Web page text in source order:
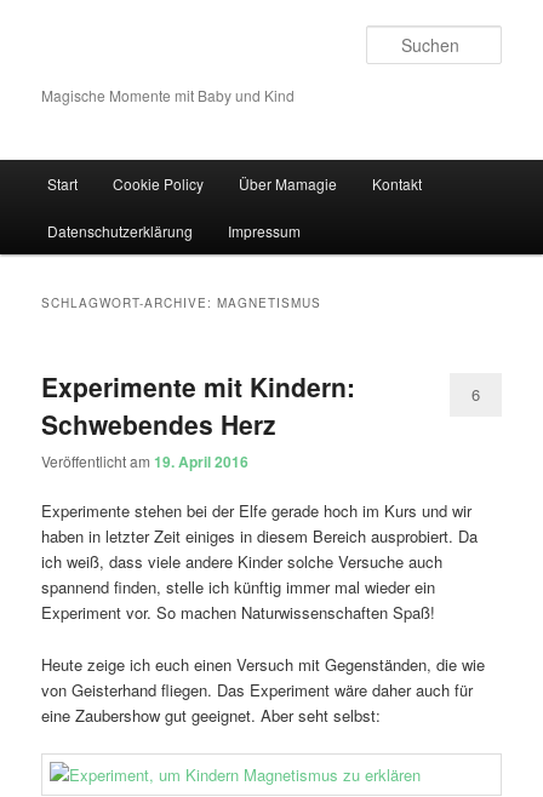
Magische Momente mit Baby und Kind
Zum Inhalt wechseln
Zum sekundären Inhalt wechseln
Start Cookie Policy Über Mamagie Kontakt
Datenschutzerklärung Impressum
SCHLAGWORT-ARCHIVE:MAGNETISMUS
Experimente mit Kindern:
Schwebendes Herz
Veröffentlicht am19. April 2016
6
Experimente stehen bei der Elfe gerade hoch im Kurs und wir
haben in letzter Zeit einiges in diesem Bereich ausprobiert. Da
ich weiß, dass viele andere Kinder solche Versuche auch
spannend finden, stelle ich künftig immer mal wieder ein
Experiment vor. So machen Naturwissenschaften Spaß!
Heute zeige ich euch einen Versuch mit Gegenständen, die wie
von Geisterhand fliegen. Das Experiment wäre daher auch für
eine Zaubershow gut geeignet. Aber seht selbst: